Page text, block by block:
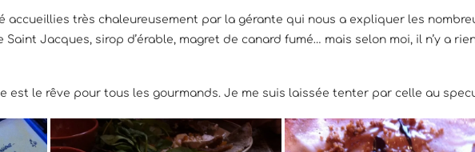
accueillies très chaleureusement par la gérante qui nous a expliquer les
Saint Jacques, sirop d’érable, magret de canard fumé… mais selon moi, il n’y a
est le rêve pour tous les gourmands. Je me suis laissée tenter par celle au